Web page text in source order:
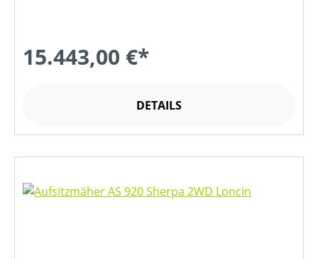
15.443,00 €*
DETAILS